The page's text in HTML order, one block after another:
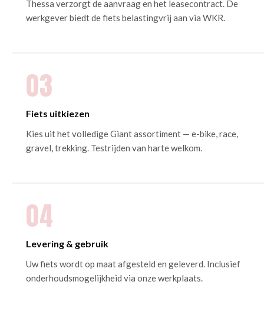
Thessa verzorgt de aanvraag en het leasecontract. De
werkgever biedt de fiets belastingvrij aan via WKR.
03
Fiets uitkiezen
Kies uit het volledige Giant assortiment — e-bike, race,
gravel, trekking. Testrijden van harte welkom.
04
Levering & gebruik
Uw fiets wordt op maat afgesteld en geleverd. Inclusief
onderhoudsmogelijkheid via onze werkplaats.